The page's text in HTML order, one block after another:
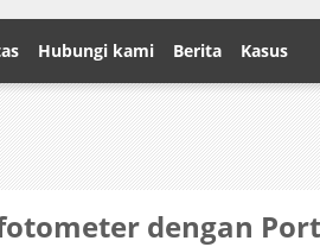
Hubungi kami Berita Kasus
dengan